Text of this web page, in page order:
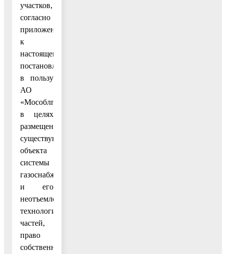
участков,
согласно
приложению
к
настоящему
постановлению,
в пользу
АО
«Мособлгаз»,
в целях
размещения
существующего
объекта
системы
газоснабжения
и его
неотъемлемых
технологических
частей,
право
собственности